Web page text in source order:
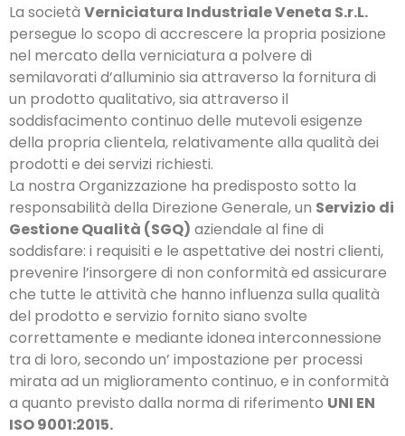
La società Verniciatura Industriale Veneta S.r.L.
persegue lo scopo di accrescere la propria posizione
nel mercato della verniciatura a polvere di
semilavorati d’alluminio sia attraverso la fornitura di
un prodotto qualitativo, sia attraverso il
soddisfacimento continuo delle mutevoli esigenze
della propria clientela, relativamente alla qualità dei
prodotti e dei servizi richiesti.
La nostra Organizzazione ha predisposto sotto la
responsabilità della Direzione Generale, un Servizio di
Gestione Qualità (SGQ) aziendale al fine di
soddisfare: i requisiti e le aspettative dei nostri clienti,
prevenire l’insorgere di non conformità ed assicurare
che tutte le attività che hanno influenza sulla qualità
del prodotto e servizio fornito siano svolte
correttamente e mediante idonea interconnessione
tra di loro, secondo un’ impostazione per processi
mirata ad un miglioramento continuo, e in conformità
a quanto previsto dalla norma di riferimento UNI EN
ISO 9001:2015.